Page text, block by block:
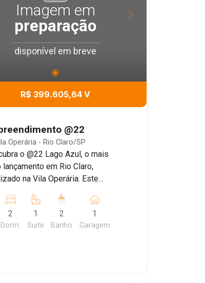
Imagem em
preparação
disponível em breve
R$ 399.605,64 V
@22
Operária - Rio Claro/SP
o @22 Lago Azul, o mais
lançamento em Rio Claro,
na Vila Operária. Este
única de morar ao lado do
Lago Azul, combinando a
da natureza com a
2
Dorm.
1
Suite
2
Banho
1
Garagem